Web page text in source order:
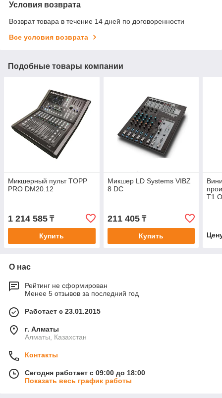
Условия возврата
Возврат товара в течение 14 дней по договоренности
Все условия возврата
Подобные товары компании
Микшерный пульт TOPP
PRO DM20.12
1 214 585 ₸
Купить
Микшер LD Systems VIBZ
8 DC
211 405₸
Купить
T1
О нас
Рейтинг не сформирован
Менее 5 отзывов за последний год
Работает с 23.01.2015
г. Алматы
Алматы, Казахстан
Контакты
Сегодня работает с 09:00 до 18:00
Показать весь график работы